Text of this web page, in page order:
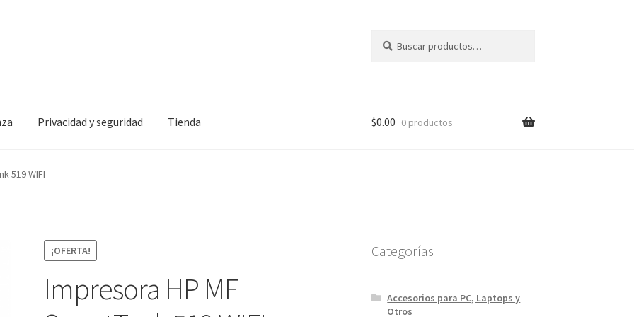
por:
Privacidad y seguridad Tienda
y seguridad
$0.00 0 productos
519 WIFI
¡OFERTA!
Impresora HP MF
Categorías
Accesorios para PC, Laptops y
Otros